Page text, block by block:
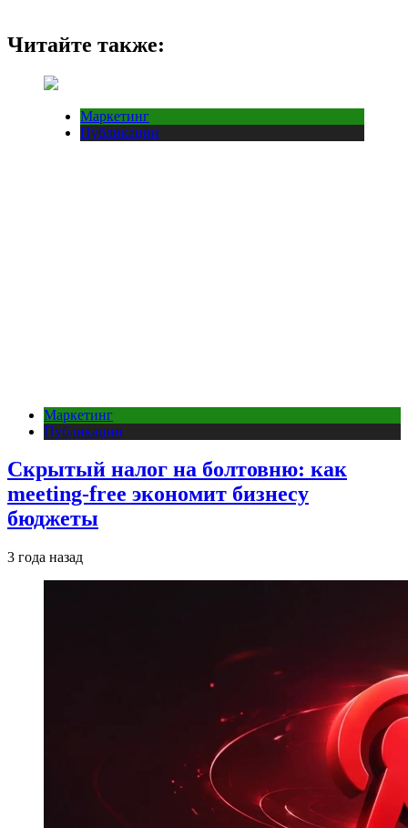
Читайте также:
Маркетинг
Публикации
Маркетинг
Публикации
Скрытый налог на болтовню: как
meeting-free экономит бизнесу
бюджеты
3 года назад